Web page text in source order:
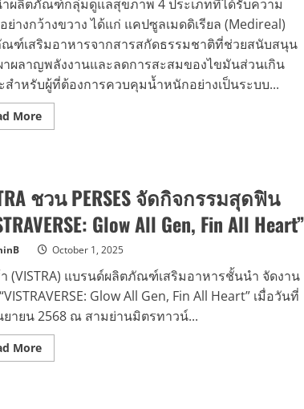
ผลิตภัณฑ์กลุ่มดูแลสุขภาพ 4 ประเภทที่ได้รับความ
ย่างกว้างขวาง ได้แก่ แคปซูลเมดดิเรียล (Medireal)
ฑ์เสริมอาหารจากสารสกัดธรรมชาติที่ช่วยสนับสนุน
าผลาญพลังงานและลดการสะสมของไขมันส่วนเกิน
สำหรับผู้ที่ต้องการควบคุมน้ำหนักอย่างเป็นระบบ...
MoreRead
more
PROTEIN
MEDPRESSO
ผู้
เชี่ยวชาญ
แนะนำ
ว่า
เสริม
ควร
ใช้
“เพื่อ
เสริม”
แทน
อาหาร
หลัก
ชวน PERSES จัดกิจกรรมสุดฟิน
Glow All Gen, Fin All Heart”
October 1, 2025
(VISTRA) แบรนด์ผลิตภัณฑ์เสริมอาหารชั้นนำ จัดงาน
Glow All Gen, Fin All Heart” เมื่อวันที่
ยายน 2568 ณ สามย่านมิตรทาวน์...
MoreRead
more